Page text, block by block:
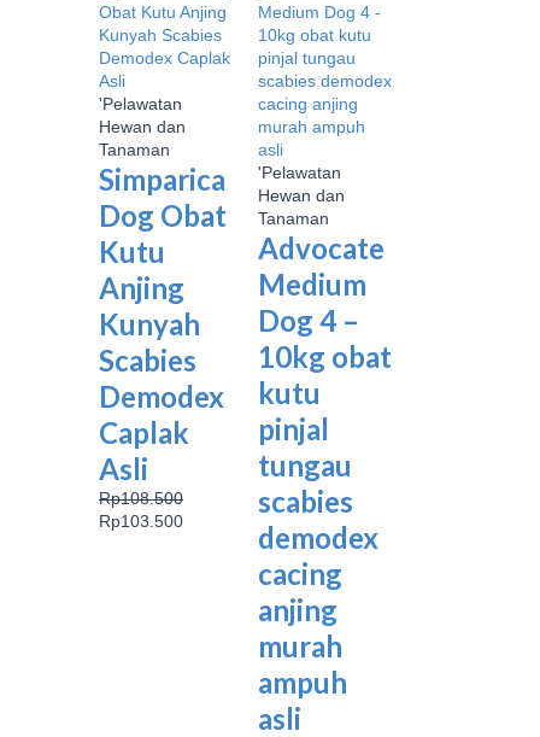
'Pelawatan
Hewan dan
Tanaman
Simparica
Dog Obat
Kutu
Anjing
Kunyah
Scabies
Demodex
Caplak
Asli
Rp108.500
adalah:
Rp108.500.
Rp103.500
ini
adalah:
Rp103.500.
'Pelawatan
Hewan dan
Tanaman
Advocate
Medium
Dog 4 –
10kg obat
kutu
pinjal
tungau
scabies
demodex
cacing
anjing
murah
ampuh
asli
adalah:
Rp152.500.
ini
adalah:
Rp147.500.